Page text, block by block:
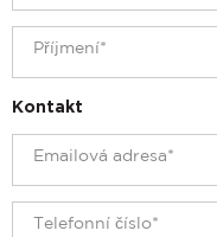
Kontakt